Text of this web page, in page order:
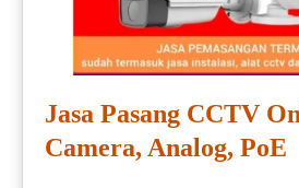
Jasa Pasang CCTV
Camera, Analog, PoE